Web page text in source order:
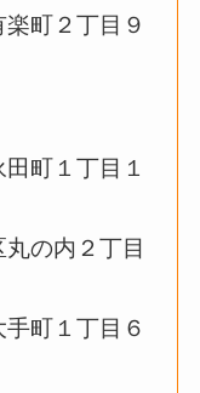
町２丁目９
町１丁目１
の内２丁目
町１丁目６